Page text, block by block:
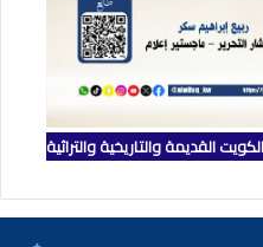
القديمة والتاريخية والتراثية